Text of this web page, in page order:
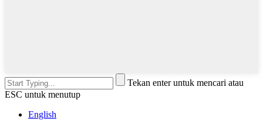
Tekan enter untuk mencari atau
ESC untuk menutup
English